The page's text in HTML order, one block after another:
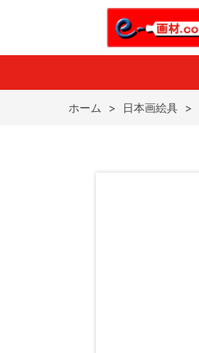
ホーム > 日本画絵具 >